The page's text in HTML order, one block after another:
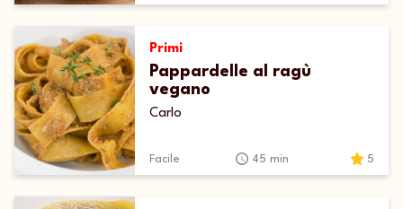
Primi
Pappardelle al ragù
vegano
Carlo
Facile 45 min 5